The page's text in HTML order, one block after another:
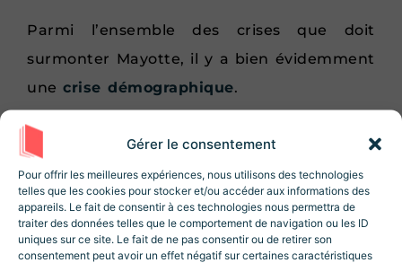
Gérer le consentement
Pour offrir les meilleures expériences, nous utilisons des technologies
telles que les cookies pour stocker et/ou accéder aux informations des
appareils. Le fait de consentir à ces technologies nous permettra de
traiter des données telles que le comportement de navigation ou les ID
uniques sur ce site. Le fait de ne pas consentir ou de retirer son
consentement peut avoir un effet négatif sur certaines caractéristiques
Parmi l’ensemble des crises que doit
surmonter Mayotte, il y a bien évidemment
unecrise démographique.
Avec une population dépassant les 310 000
habitants en 2024, l’archipel connaît en
effet une densité de population très élevée
par rapport à ses infrastructures
disponibles. Un phénomène qui s’aggrave
Rejoignez la Newsletter
Revue Histoire !
10% de réduction sur la boutique lors de
votre inscription ! Des articles, des
ressources et des contenus exclusifs 😃